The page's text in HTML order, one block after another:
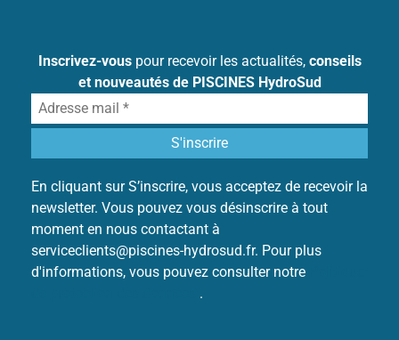
Inscrivez-vouspour recevoir les actualités, conseils
et nouveautés de PISCINES HydroSud
En cliquant sur S’inscrire, vous acceptez de recevoir la
newsletter. Vous pouvez vous désinscrire à tout
moment en nous contactant à
serviceclients@piscines-hydrosud.fr. Pour plus
d'informations, vous pouvez consulter notre
.